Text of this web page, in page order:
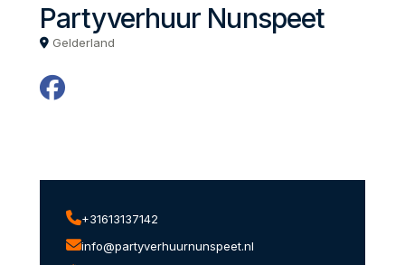
Partyverhuur Nunspeet
Gelderland
+31613137142
info@partyverhuurnunspeet.nl